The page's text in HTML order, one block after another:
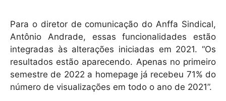
Para o diretor de comunicação do Anffa Sindical,
Antônio Andrade, essas funcionalidades estão
integradas às alterações iniciadas em 2021. “Os
resultados estão aparecendo. Apenas no primeiro
semestre de 2022 a homepage já recebeu 71% do
número de visualizações em todo o ano de 2021”.